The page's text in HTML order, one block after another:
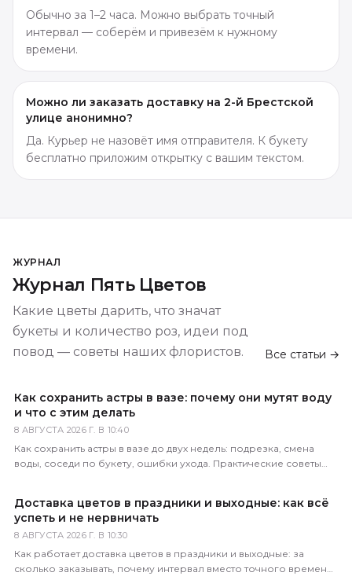
Обычно за 1–2 часа. Можно выбрать точный
интервал — соберём и привезём к нужному
времени.
Можно ли заказать доставку на 2-й Брестской
улице анонимно?
Да. Курьер не назовёт имя отправителя. К букету
бесплатно приложим открытку с вашим текстом.
ЖУРНАЛ
Журнал Пять Цветов
Какие цветы дарить, что значат
букеты и количество роз, идеи под
повод — советы наших флористов.
Все статьи →
Как сохранить астры в вазе: почему они мутят воду
и что с этим делать
8 АВГУСТА 2026 Г. В 10:40
Как сохранить астры в вазе до двух недель: подрезка, смена
воды, соседи по букету, ошибки ухода. Практические советы
Доставка цветов в праздники и выходные: как всё
успеть и не нервничать
8 АВГУСТА 2026 Г. В 10:30
Как работает доставка цветов в праздники и выходные: за
сколько заказывать, почему интервал вместо точного времени,